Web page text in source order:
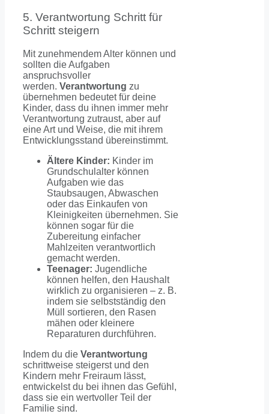
5. Verantwortung Schritt für
Schritt steigern
Mit zunehmendem Alter können und
sollten die Aufgaben
anspruchsvoller
werden. Verantwortung zu
übernehmen bedeutet für deine
Kinder, dass du ihnen immer mehr
Verantwortung zutraust, aber auf
eine Art und Weise, die mit ihrem
Entwicklungsstand übereinstimmt.
Ältere Kinder: Kinder im
Grundschulalter können
Aufgaben wie das
Staubsaugen, Abwaschen
oder das Einkaufen von
Kleinigkeiten übernehmen. Sie
können sogar für die
Zubereitung einfacher
Mahlzeiten verantwortlich
gemacht werden.
Teenager: Jugendliche
können helfen, den Haushalt
wirklich zu organisieren – z. B.
indem sie selbstständig den
Müll sortieren, den Rasen
mähen oder kleinere
Reparaturen durchführen.
Indem du die Verantwortung
schrittweise steigerst und den
Kindern mehr Freiraum lässt,
entwickelst du bei ihnen das Gefühl,
dass sie ein wertvoller Teil der
Familie sind.